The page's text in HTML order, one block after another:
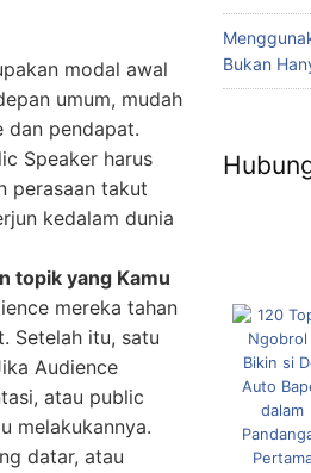
modal awal
umum, mudah
dan pendapat.
Speaker harus
perasaan takut
kedalam dunia
topik yang Kamu
mereka tahan
Setelah itu, satu
Audience
atau public
melakukannya.
datar, atau
Bukan